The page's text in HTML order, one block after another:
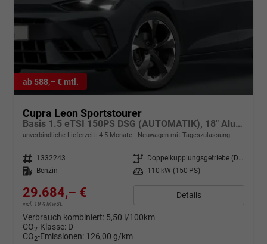
ab 588,– € mtl.
Cupra Leon Sportstourer
Basis 1.5 eTSI 150PS DSG (AUTOMATIK), 18" Alu Garbi, Sitzheizung, M-Lederlenkrad beheizt, Parksensoren vorne und hinten, Adaptiver Tempomat, 3-Zonen-Climatronic, Radio 12,9" + Full Link (Navi-Funktion über Smartphone), Elektr. Heckklappe
unverbindliche Lieferzeit: 4-5 Monate Neuwagen mit Tageszulassung
Fahrzeugnr. 1332243 Getriebe
Doppelkupplungsgetriebe (DSG)
Kraftstoff
Benzin Leistung 110 kW (150 PS)
29.684,– €
incl. 19% MwSt.
Details
Verbrauch kombiniert: 5,50 l/100km
CO2-Klasse: D
CO2-Emissionen: 126,00 g/km